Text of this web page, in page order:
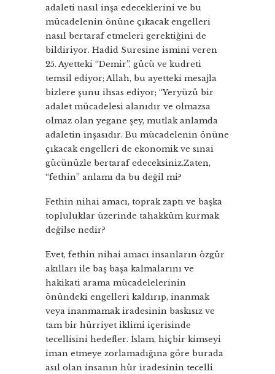
adaleti nasıl inşa edeceklerini ve bu
mücadelenin önüne çıkacak engelleri
nasıl bertaraf etmeleri gerektiğini de
bildiriyor. Hadid Suresine ismini veren
25. Ayetteki “Demir”, gücü ve kudreti
temsil ediyor; Allah, bu ayetteki mesajla
bizlere şunu ihsas ediyor; “Yeryüzü bir
adalet mücadelesi alanıdır ve olmazsa
olmaz olan yegane şey, mutlak anlamda
adaletin inşasıdır. Bu mücadelenin önüne
çıkacak engelleri de ekonomik ve sınai
gücünüzle bertaraf edeceksiniz.Zaten,
“fethin” anlamı da bu değil mi?
Fethin nihai amacı, toprak zaptı ve başka
topluluklar üzerinde tahakküm kurmak
değilse nedir?
Evet, fethin nihai amacı insanların özgür
akılları ile baş başa kalmalarını ve
hakikati arama mücadelelerinin
önündeki engelleri kaldırıp, inanmak
veya inanmamak iradesinin baskısız ve
tam bir hürriyet iklimi içerisinde
tecellisini hedefler. İslam, hiçbir kimseyi
iman etmeye zorlamadığına göre burada
asıl olan insanın hür iradesinin tecelli